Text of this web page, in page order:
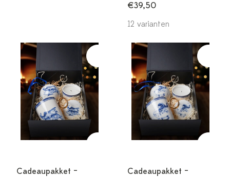
€39,50
12 varianten
Cadeaupakket –
Cadeaupakket –